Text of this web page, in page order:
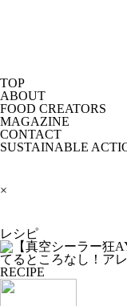
TOP
ABOUT
FOOD CREATORS
MAGAZINE
CONTACT
SUSTAINABLE
×
レシピ
RECIPE